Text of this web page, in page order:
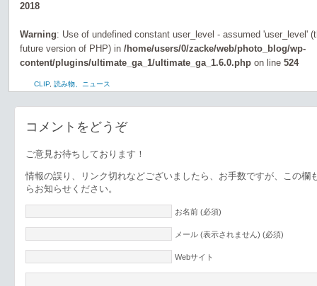
2018
Warning: Use of undefined constant user_level - assumed 'user_level'
future version of PHP) in /home/users/0/zacke/web/photo_blog/wp-
content/plugins/ultimate_ga_1/ultimate_ga_1.6.0.php on line 524
CLIP, 読み物、ニュース
コメントをどうぞ
ご意見お待ちしております！
情報の誤り、リンク切れなどございましたら、お手数ですが、この欄
らお知らせください。
お名前 (必須)
メール (表示されません) (必須)
Webサイト